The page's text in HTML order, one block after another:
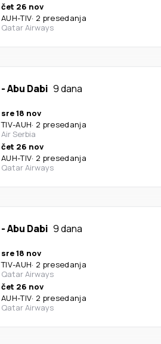
čet 26 nov
AUH-TIV· 2 presedanja
Qatar Airways
-Abu Dabi 9 dana
sre 18 nov
TIV-AUH· 2 presedanja
Air Serbia
čet 26 nov
AUH-TIV· 2 presedanja
Qatar Airways
-Abu Dabi 9 dana
sre 18 nov
TIV-AUH· 2 presedanja
Qatar Airways
čet 26 nov
AUH-TIV· 2 presedanja
Qatar Airways